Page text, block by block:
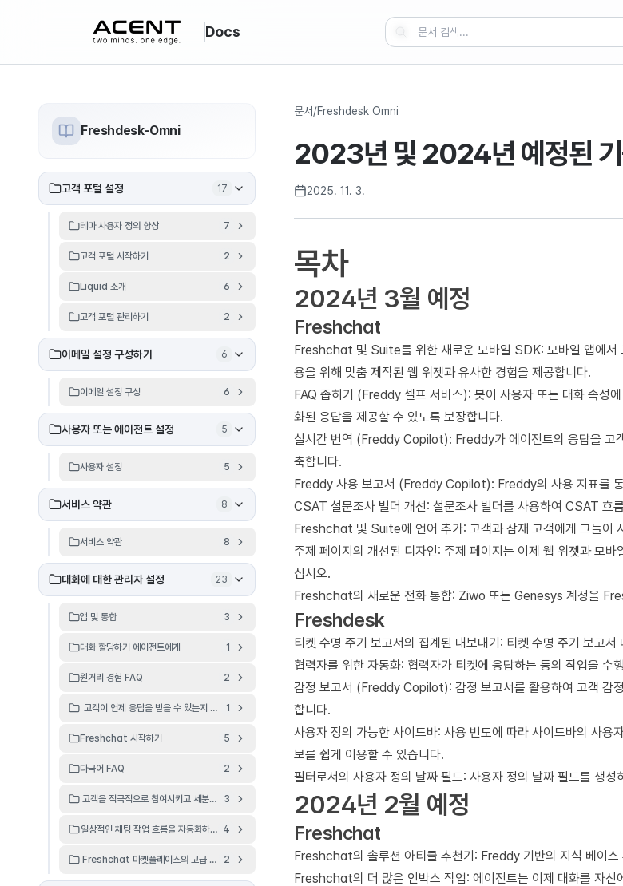
ACENT Docs
Freshdesk-Omni
고객 포털 설정 17
테마 사용자 정의 향상 7
고객 포털 시작하기 2
Liquid 소개 6
고객 포털 관리하기 2
이메일 설정 구성하기 6
이메일 설정 구성 6
사용자 또는 에이전트 설정 5
사용자 설정 5
서비스 약관 8
서비스 약관 8
대화에 대한 관리자 설정 23
앱 및 통합 3
대화 할당하기 에이전트에게 1
원거리 경험 FAQ 2
고객이 언제 응답을 받을 수 있는지 정의하세요.
1
Freshchat 시작하기 5
다국어 FAQ 2
고객을 적극적으로 참여시키고 세분화하여 개인화된 경험을 제공합니다.
3
일상적인 채팅 작업 흐름을 자동화하여 시간을 절약하세요.
4
Freshchat 마켓플레이스의 고급 자동화 앱 사용하기
2
문서/Freshdesk Omni
2023년 및 2024년 예정된
2025. 11. 3.
목차
2024년 3월 예정
Freshchat
Freshchat 및 Suite를 위한 새로운 모바일 SDK: 모바일 앱에서
용을 위해 맞춤 제작된 웹 위젯과 유사한 경험을 제공합니다.
FAQ 좁히기 (Freddy 셀프 서비스): 봇이 사용자 또는 대화 속성
화된 응답을 제공할 수 있도록 보장합니다.
실시간 번역 (Freddy Copilot): Freddy가 에이전트의 응답을 고
축합니다.
Freddy 사용 보고서 (Freddy Copilot): Freddy의 사용 지표를
CSAT 설문조사 빌더 개선: 설문조사 빌더를 사용하여 CSAT 흐
Freshchat 및 Suite에 언어 추가: 고객과 잠재 고객에게 그들이
주제 페이지의 개선된 디자인: 주제 페이지는 이제 웹 위젯과 모
십시오.
Freshchat의 새로운 전화 통합: Ziwo 또는 Genesys 계정을
Freshdesk
티켓 수명 주기 보고서의 집계된 내보내기: 티켓 수명 주기 보고
협력자를 위한 자동화: 협력자가 티켓에 응답하는 등의 작업을
감정 보고서 (Freddy Copilot): 감정 보고서를 활용하여 고객 감
합니다.
사용자 정의 가능한 사이드바: 사용 빈도에 따라 사이드바의 사용
보를 쉽게 이용할 수 있습니다.
필터로서의 사용자 정의 날짜 필드: 사용자 정의 날짜 필드를 생
2024년 2월 예정
Freshchat
Freshchat의 솔루션 아티클 추천기: Freddy 기반의 지식 베이스
Freshchat의 더 많은 인박스 작업: 에이전트는 이제 대화를 자신